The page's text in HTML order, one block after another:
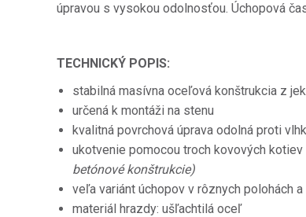
úpravou s vysokou odolnosťou. Úchopová
TECHNICKÝ POPIS:
stabilná masívna oceľová konštrukcia z
určená k montáži na stenu
kvalitná povrchová úprava odolná proti
ukotvenie pomocou troch kovových kotiev
betónové konštrukcie)
veľa variánt úchopov v rôznych polohách a
materiál hrazdy: ušľachtilá oceľ